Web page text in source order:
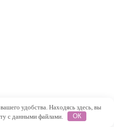
удобства. Находясь здесь, вы
с данными файлами.
ОК